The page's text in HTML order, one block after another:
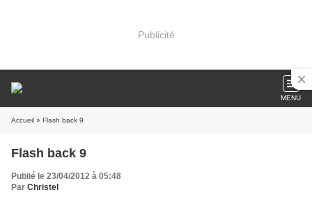
Publicité
MENU
Accueil » Flash back 9
Flash back 9
Publié le 23/04/2012 à 05:48
Par Christel